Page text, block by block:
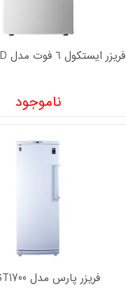
فریزر ايستکول 6 فوت مدل TM-1946-4D
ناموجود
فریزر پارس مدل FRZST1700